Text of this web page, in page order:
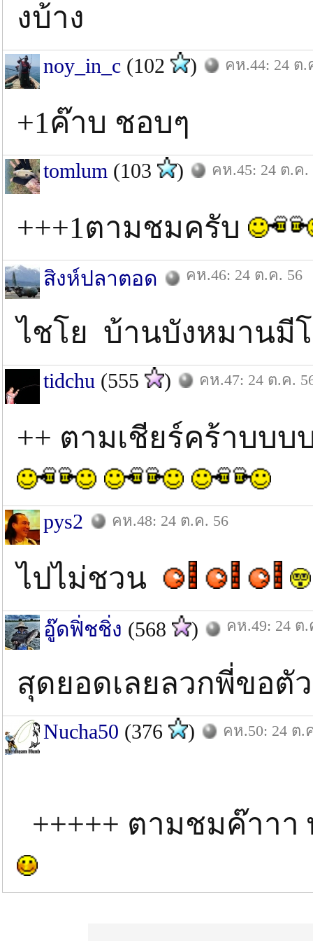
งบ้าง
noy_in_c (102 ) คห.44: 24 ต.
+1ค๊าบ ชอบๆ
tomlum (103 ) คห.45: 24 ต.ค.
+++1ตามชมครับ
สิงห์ปลาตอด คห.46: 24 ต.ค. 56
ไชโย บ้านบังหมานมี
tidchu (555 ) คห.47: 24 ต.ค.
++ ตามเชียร์คร้าบบบ
pys2 คห.48: 24 ต.ค. 56
ไปไม่ชวน
อู๊ดฟิ่ชชิ่ง (568 ) คห.49: 24 ต.
สุดยอดเลยลวกพี่ขอตั
Nucha50 (376 ) คห.50: 24 ต.
+++++ ตามชมค๊าาา